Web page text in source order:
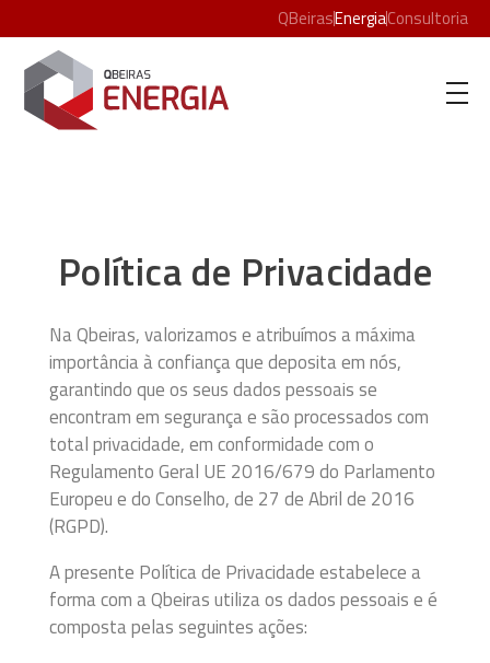
QBeirasEnergiaConsultoria
Qbeiras Energia
Política de Privacidade
Na Qbeiras, valorizamos e atribuímos a máxima
importância à confiança que deposita em nós,
garantindo que os seus dados pessoais se
encontram em segurança e são processados com
total privacidade, em conformidade com o
Regulamento Geral UE 2016/679 do Parlamento
Europeu e do Conselho, de 27 de Abril de 2016
(RGPD).
A presente Política de Privacidade estabelece a
forma com a Qbeiras utiliza os dados pessoais e é
composta pelas seguintes ações: